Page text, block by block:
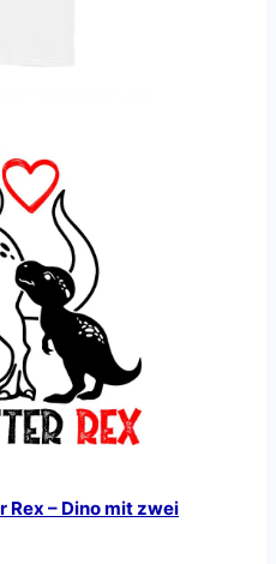
Rex – Dino mit zwei